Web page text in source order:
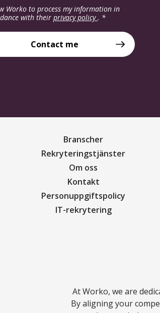
Worko to process my information in
with their privacy policy. *
Contact me
Branscher
Rekryteringstjänster
Om oss
Kontakt
Personuppgiftspolicy
IT-rekrytering
At Worko, we are
By aligning your